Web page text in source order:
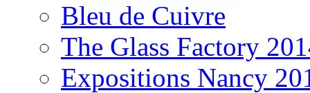
Bleu de Cuivre
The Glass Factory
Expositions Nancy